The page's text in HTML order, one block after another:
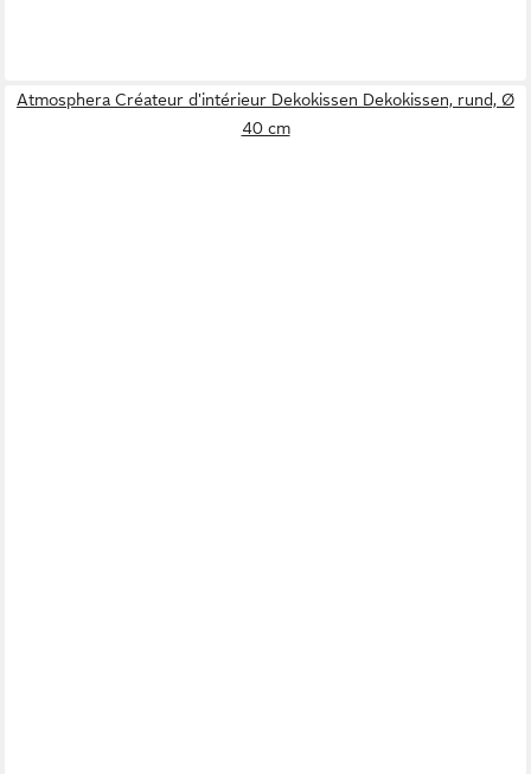
Atmosphera Créateur d'intérieur Dekokissen Dekokissen, rund, Ø
40 cm